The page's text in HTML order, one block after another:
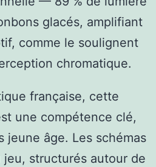
glacés, amplifiant
comme le soulignent
chromatique.
française, cette
une compétence clé,
jeune âge. Les schémas
structurés autour de